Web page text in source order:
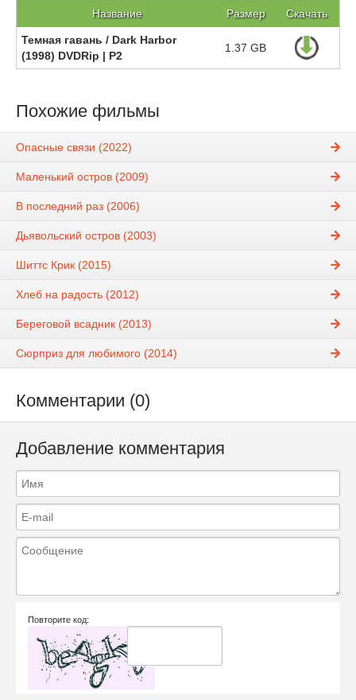
Название Размер Скачать
Темная гавань / Dark Harbor
(1998) DVDRip | P2
1.37 GB
Похожие фильмы
Опасные связи (2022)
Маленький остров (2009)
В последний раз (2006)
Дьявольский остров (2003)
Шиттс Крик (2015)
Хлеб на радость (2012)
Береговой всадник (2013)
Сюрприз для любимого (2014)
Комментарии (0)
Добавление комментария
Повторите код: